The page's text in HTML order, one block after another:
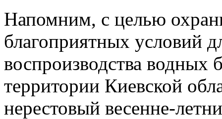
Напомним, с целью
благоприятных условий
воспроизводства водных
территории Киевской
нерестовый весенне-